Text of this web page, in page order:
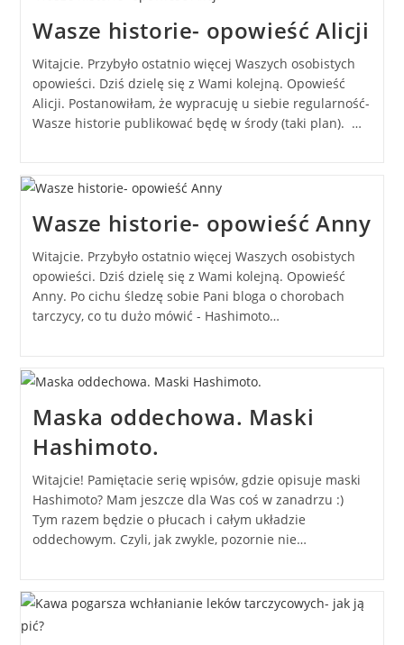
Wasze historie- opowieść Alicji
Witajcie. Przybyło ostatnio więcej Waszych osobistych
opowieści. Dziś dzielę się z Wami kolejną. Opowieść
Alicji. Postanowiłam, że wypracuję u siebie regularność-
Wasze historie publikować będę w środy (taki plan). …
Wasze historie- opowieść Anny
Witajcie. Przybyło ostatnio więcej Waszych osobistych
opowieści. Dziś dzielę się z Wami kolejną. Opowieść
Anny. Po cichu śledzę sobie Pani bloga o chorobach
tarczycy, co tu dużo mówić - Hashimoto…
Maska oddechowa. Maski
Hashimoto.
Witajcie! Pamiętacie serię wpisów, gdzie opisuje maski
Hashimoto? Mam jeszcze dla Was coś w zanadrzu :)
Tym razem będzie o płucach i całym układzie
oddechowym. Czyli, jak zwykle, pozornie nie…